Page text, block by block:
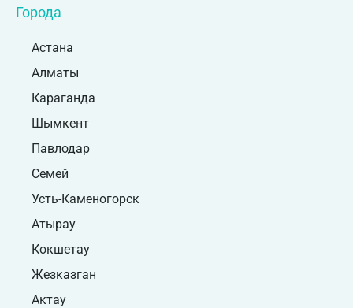
Города
Астана
Алматы
Караганда
Шымкент
Павлодар
Семей
Усть-Каменогорск
Атырау
Кокшетау
Жезказган
Актау